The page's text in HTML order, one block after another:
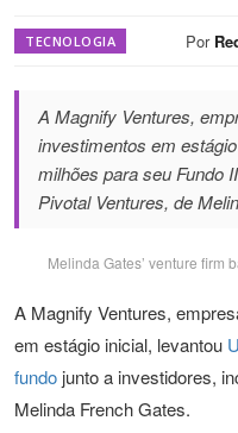
TECNOLOGIA Por
A Magnify Ventures,
investimentos em
milhões para seu Fundo
Pivotal Ventures, de
Melinda Gates’ venture firm
A Magnify Ventures,
em estágio inicial, levantou
fundo junto a investidores,
Melinda French Gates.